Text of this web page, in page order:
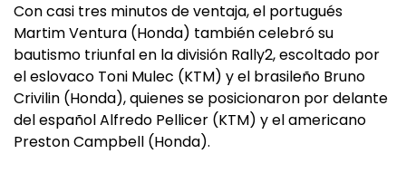
Con casi tres minutos de ventaja, el portugués
Martim Ventura (Honda) también celebró su
bautismo triunfal en la división Rally2, escoltado por
el eslovaco Toni Mulec (KTM) y el brasileño Bruno
Crivilin (Honda), quienes se posicionaron por delante
del español Alfredo Pellicer (KTM) y el americano
Preston Campbell (Honda).